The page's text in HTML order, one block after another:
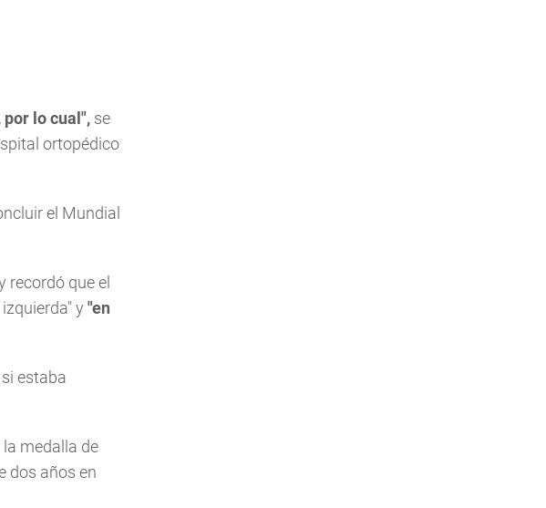
lo cual", se
ortopédico
el Mundial
recordó que el
y "en
estaba
medalla de
dos años en